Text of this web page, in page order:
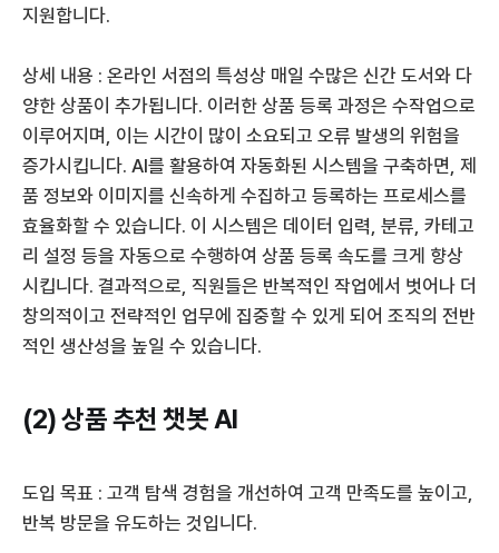
지원합니다.
상세 내용 : 온라인 서점의 특성상 매일 수많은 신간 도서와 다
양한 상품이 추가됩니다. 이러한 상품 등록 과정은 수작업으로
이루어지며, 이는 시간이 많이 소요되고 오류 발생의 위험을
증가시킵니다. AI를 활용하여 자동화된 시스템을 구축하면, 제
품 정보와 이미지를 신속하게 수집하고 등록하는 프로세스를
효율화할 수 있습니다. 이 시스템은 데이터 입력, 분류, 카테고
리 설정 등을 자동으로 수행하여 상품 등록 속도를 크게 향상
시킵니다. 결과적으로, 직원들은 반복적인 작업에서 벗어나 더
창의적이고 전략적인 업무에 집중할 수 있게 되어 조직의 전반
적인 생산성을 높일 수 있습니다.
(2) 상품 추천 챗봇 AI
도입 목표 : 고객 탐색 경험을 개선하여 고객 만족도를 높이고,
반복 방문을 유도하는 것입니다.